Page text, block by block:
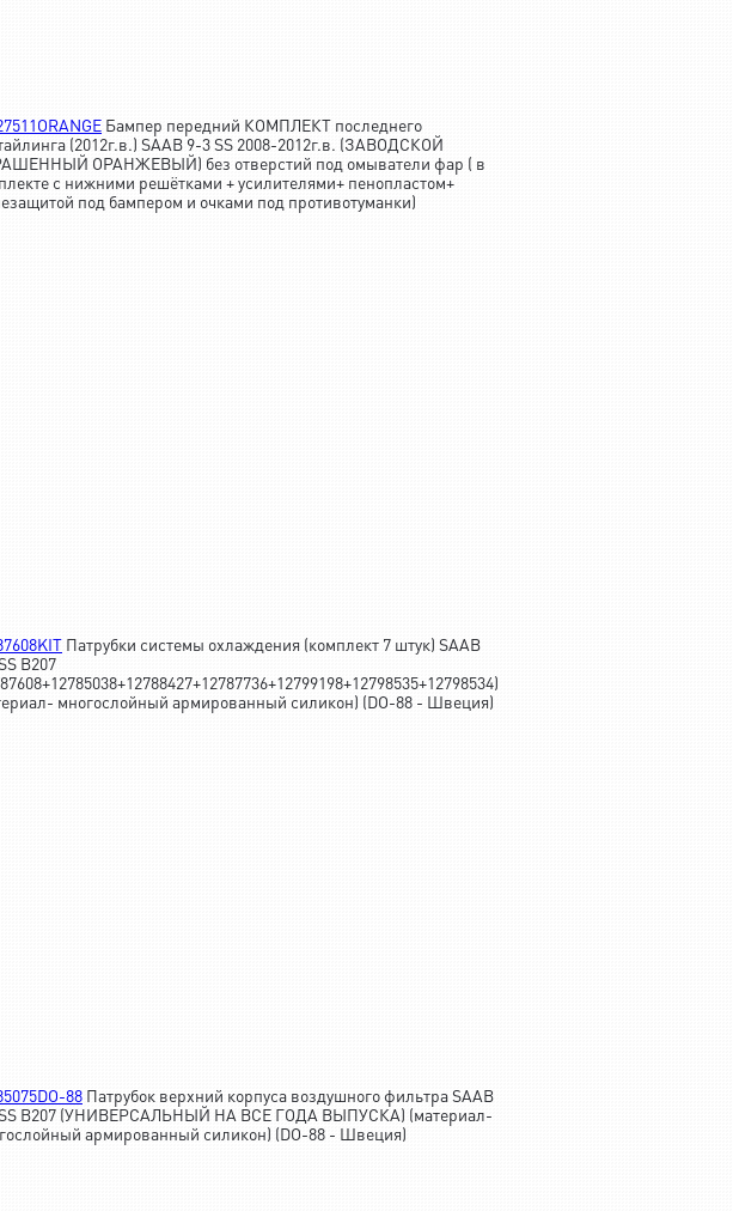
Бампер передний КОМПЛЕКТ последнего
(2012г.в.) SAAB 9-3 SS 2008-2012г.в. (ЗАВОДСКОЙ
ОРАНЖЕВЫЙ) без отверстий под омыватели фар ( в
с нижними решётками + усилителями+ пенопластом+
под бампером и очками под противотуманки)
Патрубки системы охлаждения (комплект 7 штук) SAAB
B207
многослойный армированный силикон) (DO-88 - Швеция)
88 Патрубок верхний корпуса воздушного фильтра SAAB
B207 (УНИВЕРСАЛЬНЫЙ НА ВСЕ ГОДА ВЫПУСКА) (материал-
армированный силикон) (DO-88 - Швеция)